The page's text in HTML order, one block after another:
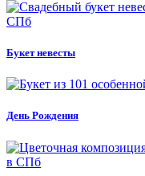
Букет невесты
День Рождения